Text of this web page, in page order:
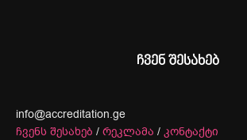
ჩვენ შესახებ
info@accreditation.ge
ჩვენს შესახებ / რეკლამა / კონტაქტი